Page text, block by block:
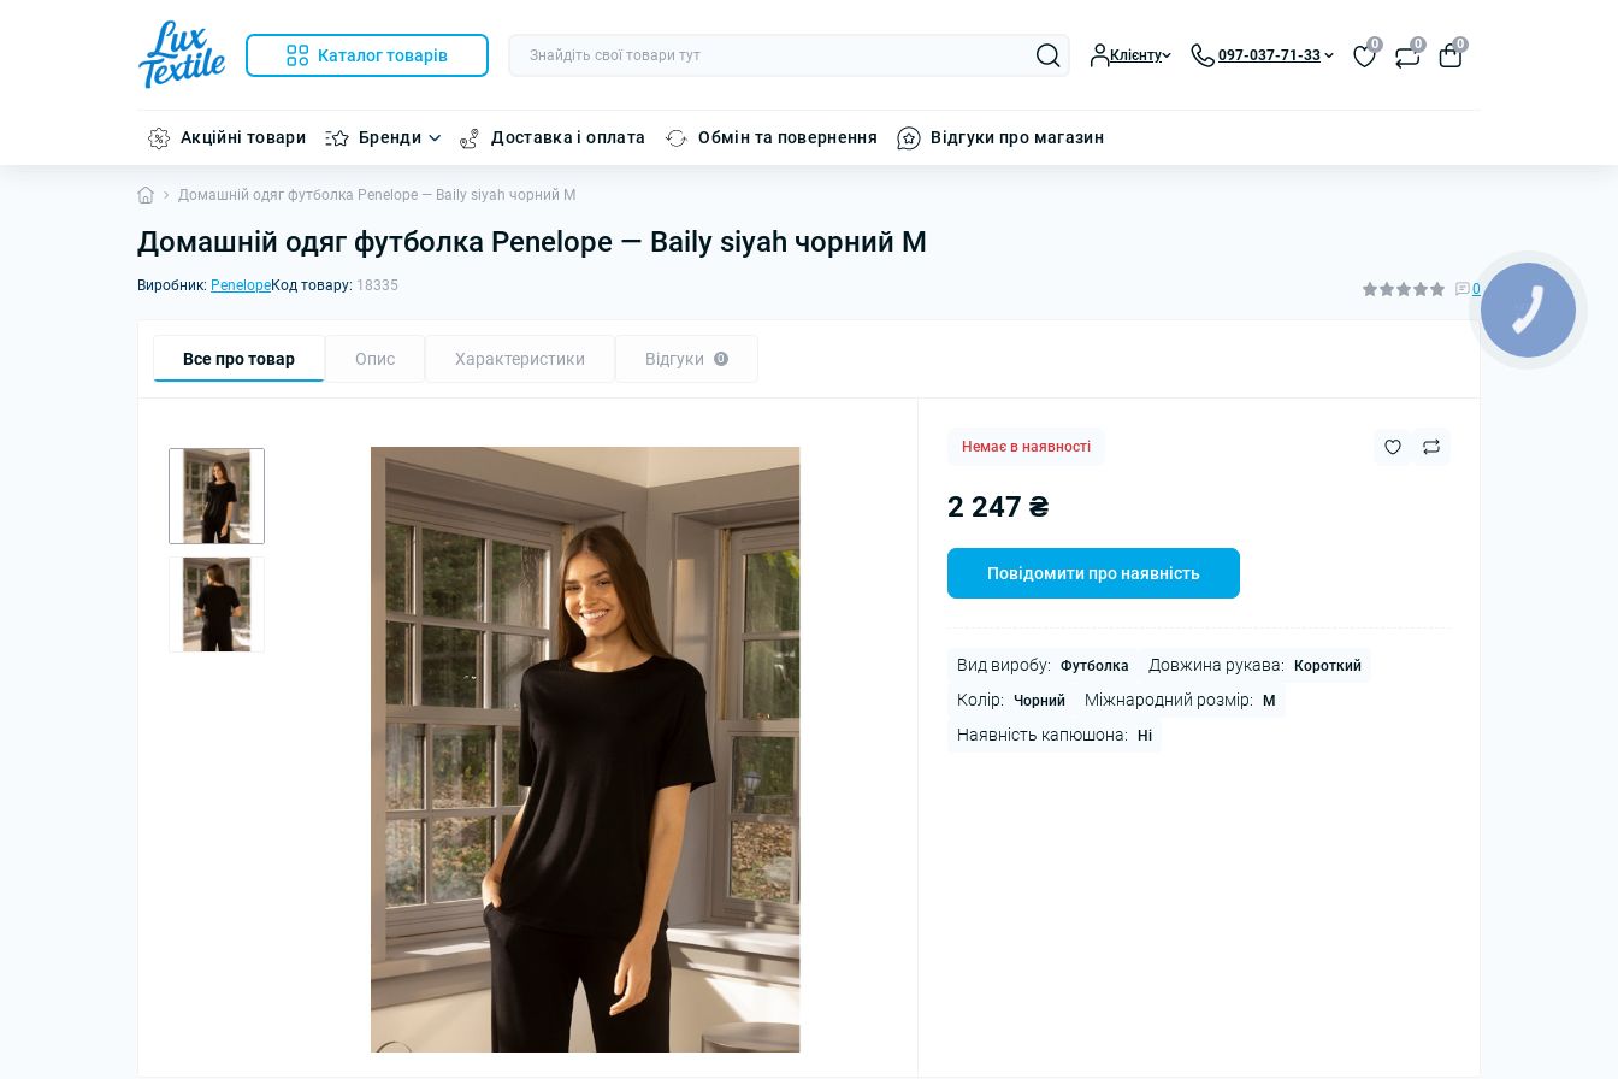
Каталог товарів Клієнту 097-037-71-33
0 0 0
Акційні товари Бренди Доставка і оплата Обмін та повернення Відгуки про магазин
Домашній одяг футболка Penelope — Baily siyah чорний M
Домашній одяг футболка Penelope — Baily siyah чорний M
Виробник: PenelopeКод товару: 18335 0
Все про товар Опис Характеристики Відгуки 0
Немає в наявності
2 247 ₴
Повідомити про наявність
Вид виробу: Футболка Довжина рукава: Короткий
Колір: Чорний Міжнародний розмір: M
Наявність капюшона: Ні